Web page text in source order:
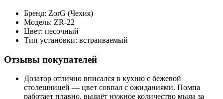
Бренд: ZorG (Чехия)
Модель: ZR-22
Цвет: песочный
Тип установки: встраиваемый
Отзывы покупателей
Дозатор отлично вписался в кухню с бежевой
столешницей — цвет совпал с ожиданиями. Помпа
работает плавно, выдаёт нужное количество мыла за